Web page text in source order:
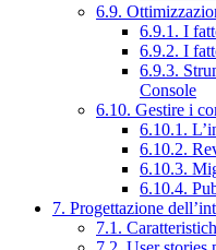
6.9.
6.9.1. I
6.9.2. I
6.9.3.
Console
6.10. Gestire i
6.10.1.
6.10.2.
6.10.3.
6.10.4.
7. Progettazione
7.1.